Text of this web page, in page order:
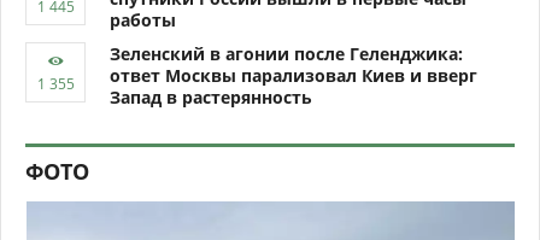
работы
Зеленский в агонии после Геленджика:
ответ Москвы парализовал Киев и вверг
Запад в растерянность
ФОТО